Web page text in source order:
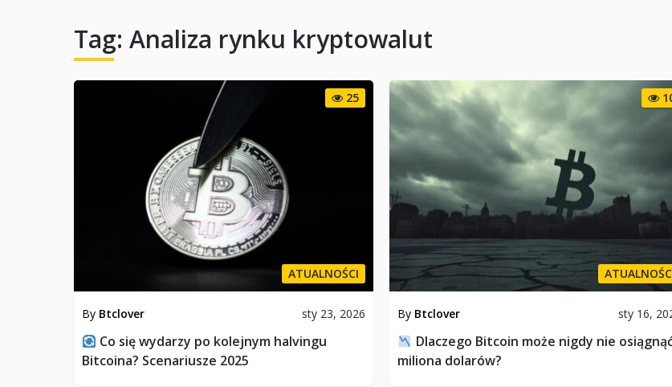
Tag: Analiza rynku kryptowalut
25
ATUALNOŚCI
By Btclover sty 23, 2026
Co się wydarzy po kolejnym halvingu
Bitcoina? Scenariusze 2025
By Btclover sty 16,
Dlaczego Bitcoin może nigdy nie
miliona dolarów?